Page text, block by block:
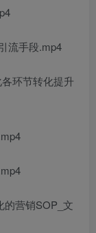
流手段.mp4
环节转化提升
的营销SOP_文